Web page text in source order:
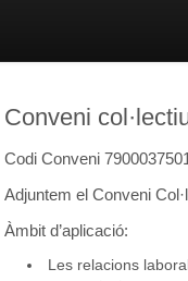
Conveni
Codi Conveni
Adjuntem el Conveni
Àmbit d’aplicació:
Les relacions